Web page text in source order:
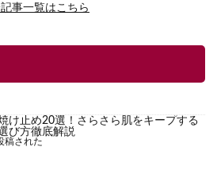
事一覧はこちら
け止め20選！さらさら肌をキープする
び方徹底解説
稿された